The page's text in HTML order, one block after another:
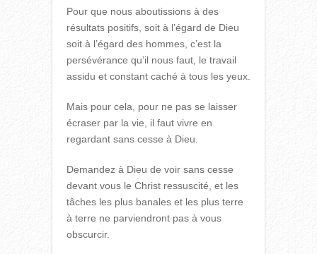
Pour que nous aboutissions à des
résultats positifs, soit à l’égard de Dieu
soit à l’égard des hommes, c’est la
persévérance qu’il nous faut, le travail
assidu et constant caché à tous les yeux.
Mais pour cela, pour ne pas se laisser
écraser par la vie, il faut vivre en
regardant sans cesse à Dieu.
Demandez à Dieu de voir sans cesse
devant vous le Christ ressuscité, et les
tâches les plus banales et les plus terre
à terre ne parviendront pas à vous
obscurcir.